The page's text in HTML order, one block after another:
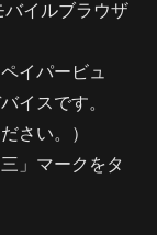
イルブラウザ
イパービュ
イスです。
さい。）
」マークをタ